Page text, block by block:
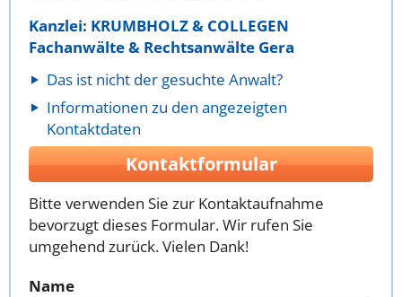
Kanzlei: KRUMBHOLZ & COLLEGEN
Fachanwälte & Rechtsanwälte Gera
Das ist nicht der gesuchte Anwalt?
Informationen zu den angezeigten
Kontaktdaten
Kontaktformular
Bitte verwenden Sie zur Kontaktaufnahme
bevorzugt dieses Formular. Wir rufen Sie
umgehend zurück. Vielen Dank!
Name